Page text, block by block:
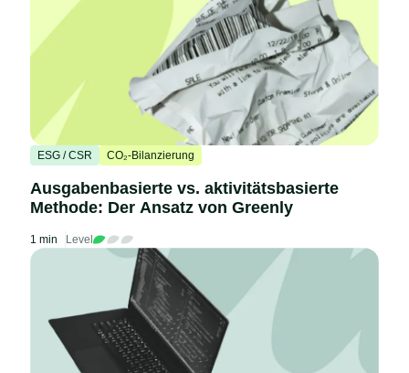
ESG / CSR CO₂-Bilanzierung
Ausgabenbasierte vs. aktivitätsbasierte
Methode: Der Ansatz von Greenly
1 min Level